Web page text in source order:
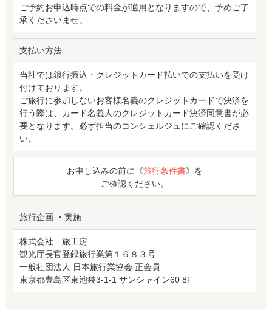
ご予約お申込時点での料金が適用となりますので、予めご了
承くださいませ。
支払い方法
当社では銀行振込・クレジットカード払いでの支払いを受け
付けております。
ご旅行に参加しないお客様名義のクレジットカードで決済を
行う際は、カード名義人のクレジットカード決済同意書が必
要となります。必ず担当のコンシェルジュにご確認くださ
い。
お申し込みの前に《旅行条件書》を
ご確認ください。
旅行企画 ・実施
株式会社 旅工房
観光庁長官登録旅行業第１６８３号
一般社団法人 日本旅行業協会 正会員
東京都豊島区東池袋3-1-1 サンシャイン60 8F